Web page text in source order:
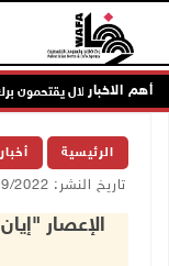
أهم الاخبار
قوات الاحتلال يقتحمون
الرئيسية
تاريخ النشر: 27/09/2022 10:44 ص
الإعصار